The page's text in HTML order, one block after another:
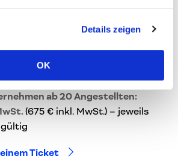
Details zeigen
OK
ab 20 Angestellten:
(675 € inkl. MwSt.) – jeweils
Ticket